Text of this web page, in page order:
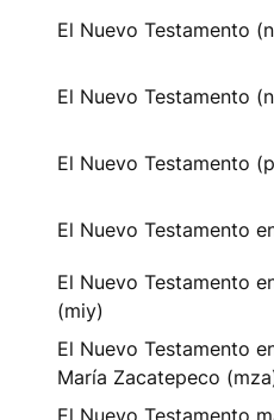
El Nuevo Testamento
El Nuevo Testamento
El Nuevo Testamento
El Nuevo Testamento
El Nuevo Testamento
(miy)
El Nuevo Testamento
María Zacatepeco
El Nuevo Testamento